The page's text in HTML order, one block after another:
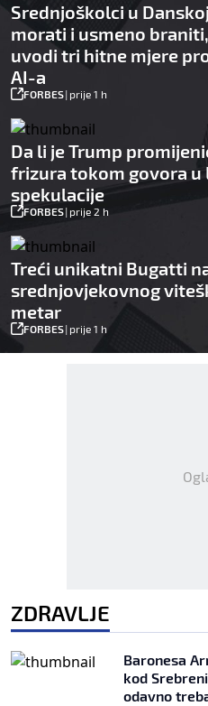
Srednjoškolci u
morati i usmeno
uvodi tri hitne mjere
AI-a
FORBES| prije 1 h
Da li je Trump
frizura tokom govora u
spekulacije
FORBES| prije 2 h
Treći unikatni Bugatti
srednjovjekovnog
metar
FORBES| prije 1 h
ZDRAVLJE
Baronesa
kod
odavno